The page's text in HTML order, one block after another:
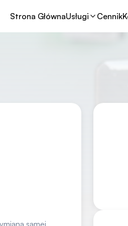
Strona GłównaUsługi Cennik
samej